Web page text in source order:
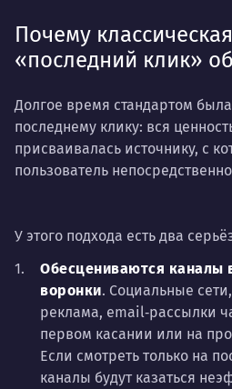
Почему
«последний клик»
Долгое время стандартом
последнему клику: вся
присваивалась источнику, с
пользователь
У этого подхода есть два
Обесцениваются каналы
воронки. Социальные
реклама, email‑рассылки
первом касании или на
Если смотреть только на
каналы будут казаться